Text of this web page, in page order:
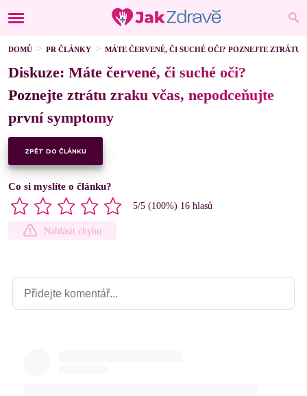
DOMŮ PR ČLÁNKY MÁTE ČERVENÉ, ČI SUCHÉ OČI? POZNEJTE
Diskuze: Máte červené, či suché oči?
Poznejte ztrátu zraku včas, nepodceňujte
první symptomy
ZPĚT DO ČLÁNKU
Co si myslíte o článku?
5/5 (100%) 16 hlasů
Nahlásit chybu